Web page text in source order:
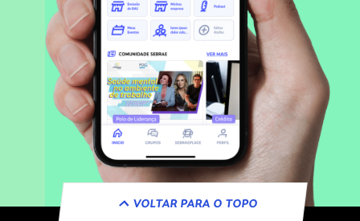
VOLTAR PARA O TOPO